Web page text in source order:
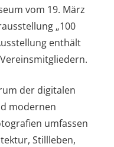
vom 19. März
„100
enthält
der digitalen
modernen
umfassen
Stillleben,